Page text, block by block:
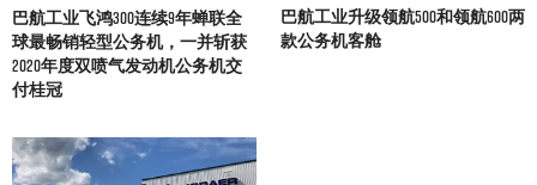
巴航工业飞鸿300连续9年蝉联全
球最畅销轻型公务机，一并斩获
2020年度双喷气发动机公务机交
付桂冠
巴航工业升级领航500和领航600两
款公务机客舱